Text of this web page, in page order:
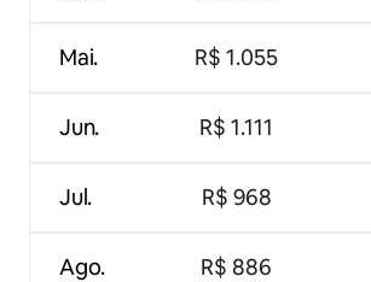
Mai.
Jun.
Jul.
Ago.
R$ 1.055
R$ 1.111
R$ 968
R$ 886